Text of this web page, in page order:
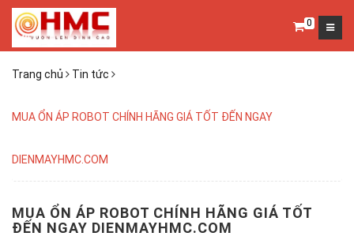
0
Trang chủ Tin tức
MUA ỔN ÁP ROBOT CHÍNH HÃNG GIÁ TỐT ĐẾN NGAY
DIENMAYHMC.COM
MUA ỔN ÁP ROBOT CHÍNH HÃNG GIÁ TỐT
ĐẾN NGAY DIENMAYHMC.COM